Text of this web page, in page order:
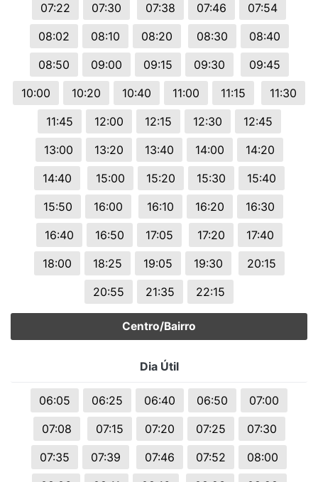
07:22
07:30 07:38 07:46
07:54
08:02
08:10 08:20 08:30
08:40
08:50
09:00 09:15 09:30
09:45
10:00
10:20 10:40 11:00 11:15
11:30
11:45
12:00 12:15 12:30
12:45
13:00
13:20 13:40 14:00
14:20
14:40
15:00 15:20 15:30
15:40
15:50
16:00 16:10 16:20
16:30
16:40
16:50 17:05 17:20
17:40
18:00
18:25 19:05 19:30
20:15
20:55
21:35 22:15
Centro/Bairro
Dia Útil
06:05 06:25 06:40 06:50
07:00
07:08
07:15 07:20 07:25
07:30
07:35
07:39 07:46 07:52
08:00